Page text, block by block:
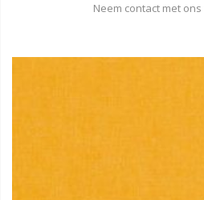
Neem contact met